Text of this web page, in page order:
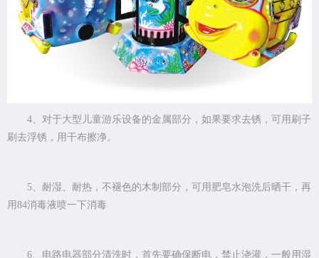
4、对于大型儿童游乐设备的金属部分，如果要求去锈，可用刷子
刷去浮锈，用干布擦净。
5、耐湿、耐热，不褪色的木制部分，可用肥皂水泡洗后晒干，再
用84消毒液喷一下消毒
6、电路电器部分清洗时，首先要确保断电，禁止浇灌，一般用湿